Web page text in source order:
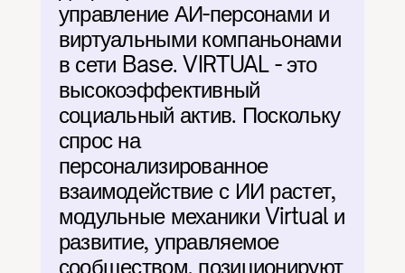
управление АИ-персонами и
виртуальными компаньонами
в сети Base. VIRTUAL - это
высокоэффективный
социальный актив. Поскольку
спрос на
персонализированное
взаимодействие с ИИ растет,
модульные механики Virtual и
развитие, управляемое
сообществом, позиционируют